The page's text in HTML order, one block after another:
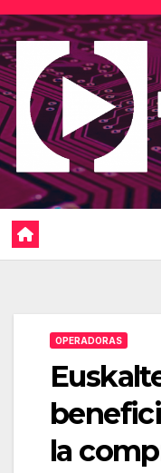
Saltar
al
contenido
OPERADORAS
la